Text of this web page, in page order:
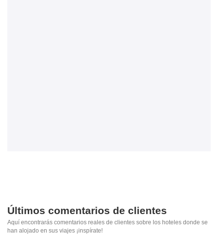
Últimos comentarios de clientes
Aquí encontrarás comentarios reales de clientes sobre los hoteles donde se
han alojado en sus viajes ¡inspírate!